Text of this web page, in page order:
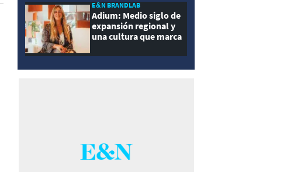
E&N BRANDLAB
Adium: Medio siglo de
expansión regional y
una cultura que marca